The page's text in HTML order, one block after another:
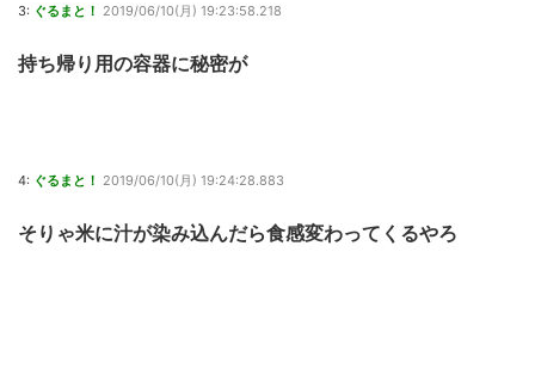
3: ぐるまと！ 2019/06/10(月) 19:23:58.218
持ち帰り用の容器に秘密が
4: ぐるまと！ 2019/06/10(月) 19:24:28.883
そりゃ米に汁が染み込んだら食感変わってくるやろ